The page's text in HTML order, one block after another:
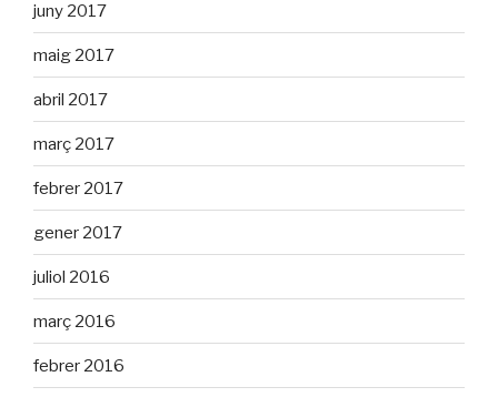
juny 2017
maig 2017
abril 2017
març 2017
febrer 2017
gener 2017
juliol 2016
març 2016
febrer 2016